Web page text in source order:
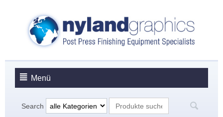
Menü
Search